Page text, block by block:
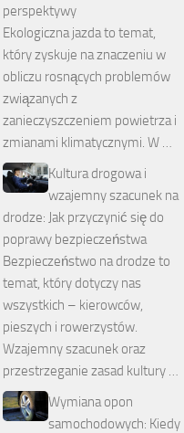
perspektywy
Ekologiczna jazda to temat,
który zyskuje na znaczeniu w
obliczu rosnących problemów
związanych z
zanieczyszczeniem powietrza i
zmianami klimatycznymi. W …
Kultura drogowa i
wzajemny szacunek na
drodze: Jak przyczynić się do
poprawy bezpieczeństwa
Bezpieczeństwo na drodze to
temat, który dotyczy nas
wszystkich – kierowców,
pieszych i rowerzystów.
Wzajemny szacunek oraz
przestrzeganie zasad kultury …
Wymiana opon
samochodowych: Kiedy